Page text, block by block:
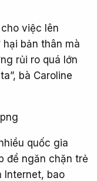
việc lên
bản thân mà
rủi ro quá lớn
bà Caroline
quốc gia
để ngăn chặn trẻ
Internet, bao